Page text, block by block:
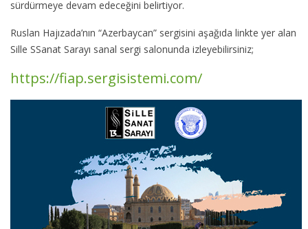
sürdürmeye devam edeceğini belirtiyor.
Ruslan Hajızada’nın “Azerbaycan” sergisini aşağıda linkte yer alan
Sille SSanat Sarayı sanal sergi salonunda izleyebilirsiniz;
https://fiap.sergisistemi.com/